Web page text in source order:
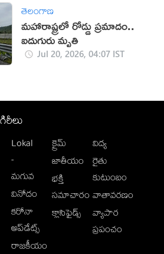
తెలంగాణ
మహారాష్ట్రలో రోడ్డు ప్రమాదం..
ఐదుగురు మృతి
Jul 20, 2026, 04:07 IST
Lokal
-
మగువ
వినోదం
కరోనా
అప్‌డేట్స్
రాజకీయం
క్రైమ్
జాతీయం
భక్తి
సమాచారం
క్లాసిఫైడ్స్
విద్య
రైతు
కుటుంబం
వాతావరణం
వ్యాపార
ప్రపంచం